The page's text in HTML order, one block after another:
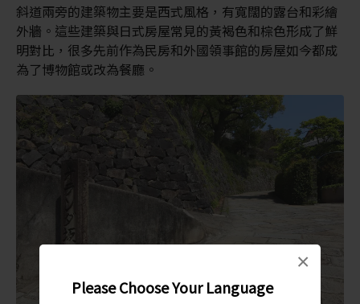
Please Choose Your Language
×
斜道兩旁的建築物主要是西式風格，有寬闊的露台和彩繪
外牆。這些建築與日式房屋常見的黃褐色和棕色形成了鮮
明對比，很多先前作為民房和外國領事館的房屋如今都成
為了博物館或改為餐廳。